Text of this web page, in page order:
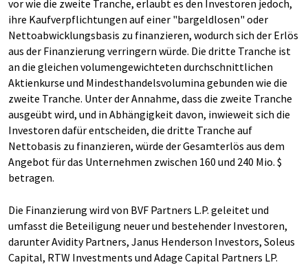
vor wie die zweite Tranche, erlaubt es den Investoren jedoch,
ihre Kaufverpflichtungen auf einer "bargeldlosen" oder
Nettoabwicklungsbasis zu finanzieren, wodurch sich der Erlös
aus der Finanzierung verringern würde. Die dritte Tranche ist
an die gleichen volumengewichteten durchschnittlichen
Aktienkurse und Mindesthandelsvolumina gebunden wie die
zweite Tranche. Unter der Annahme, dass die zweite Tranche
ausgeübt wird, und in Abhängigkeit davon, inwieweit sich die
Investoren dafür entscheiden, die dritte Tranche auf
Nettobasis zu finanzieren, würde der Gesamterlös aus dem
Angebot für das Unternehmen zwischen 160 und 240 Mio. $
betragen.
Die Finanzierung wird von BVF Partners L.P. geleitet und
umfasst die Beteiligung neuer und bestehender Investoren,
darunter Avidity Partners, Janus Henderson Investors, Soleus
Capital, RTW Investments und Adage Capital Partners LP.